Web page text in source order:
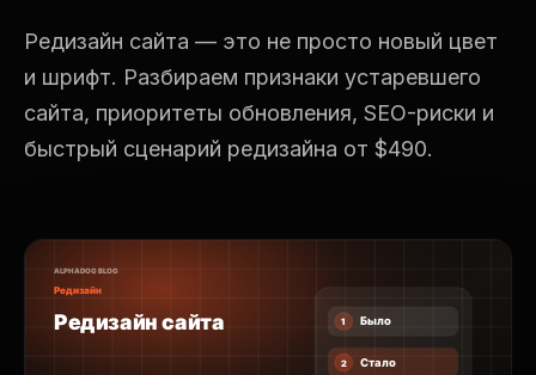
Редизайн сайта — это не просто новый цвет
и шрифт. Разбираем признаки устаревшего
сайта, приоритеты обновления, SEO-риски и
быстрый сценарий редизайна от $490.